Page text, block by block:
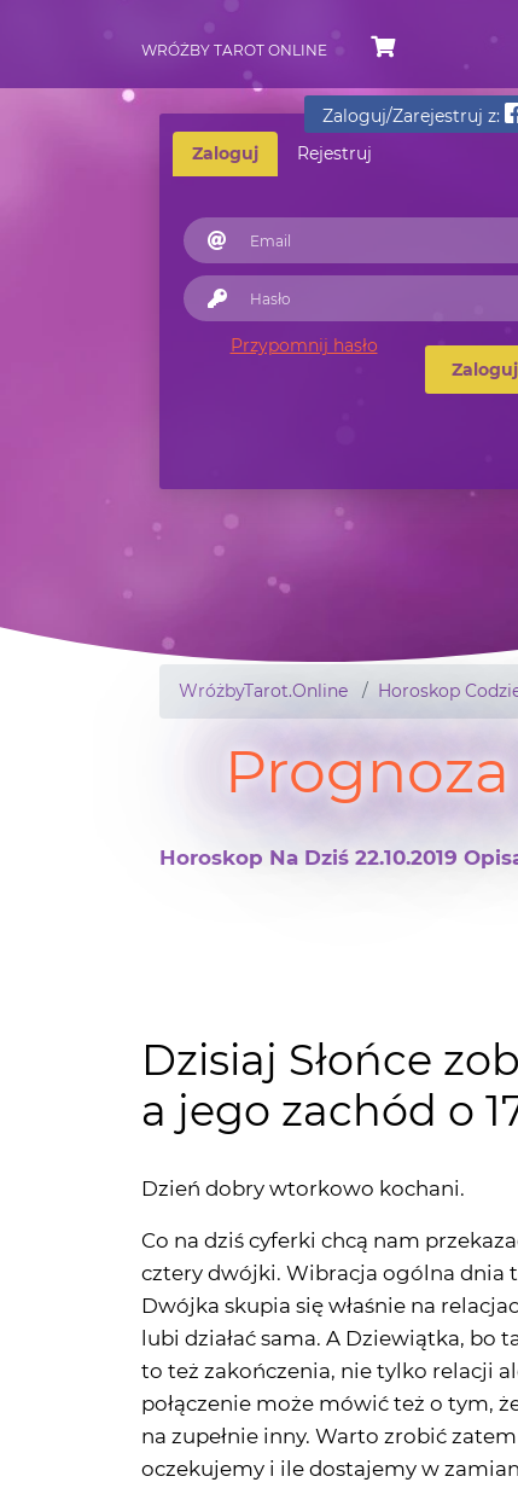
WRÓŻBY TAROT ONLINE
Zaloguj Rejestruj
Zaloguj/Zarejestruj z:
Przypomnij hasło
Zaloguj
Horoskop Na Dziś 22.10.2019
Dzisiaj Słońce
Dzień dobry wtorkowo kochani.
cztery dwójki. Wibracja ogólna dnia
lubi działać sama. A Dziewiątka, bo
to też zakończenia, nie tylko relacji
połączenie może mówić też o tym,
na zupełnie inny. Warto zrobić
oczekujemy i ile dostajemy w
A co karty szamańskie?